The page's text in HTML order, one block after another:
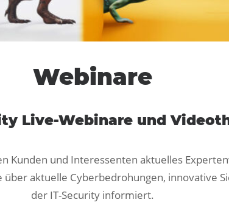
Webinare
Live-Webinare und
Kunden und Interessenten aktuelles
aktuelle Cyberbedrohungen, innovative
der IT-Security informiert.